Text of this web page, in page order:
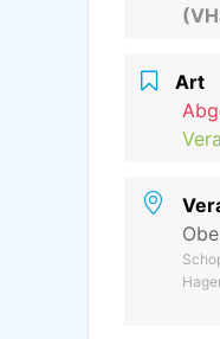
Art